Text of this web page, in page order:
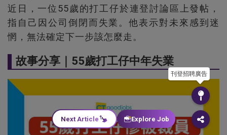
近日，一位55歲的打工仔於連登討論區上發帖，
指自己因公司倒閉而失業。他表示對未來感到迷
惘，無法確定下一步該怎麼走。
故事分享｜55歲打工仔中年失業
刊登招聘廣告
Next Article Explore Job